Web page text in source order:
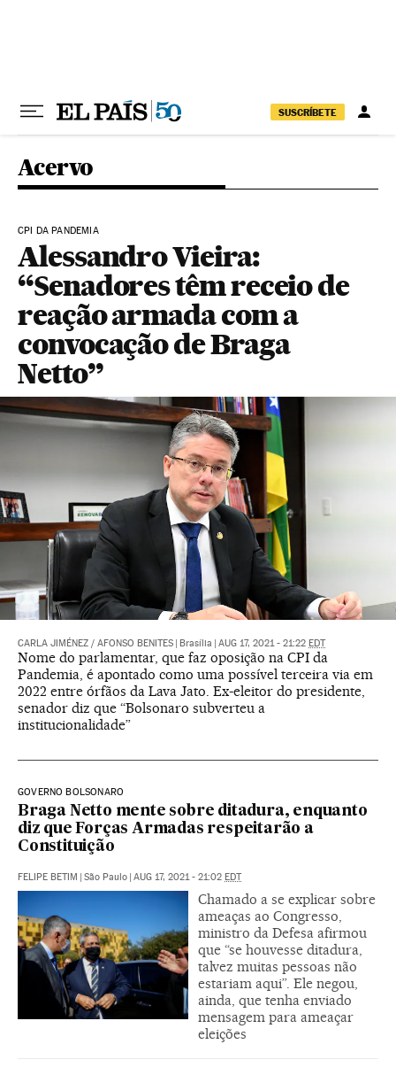
SUSCRÍBETE
Acervo
CPI DA PANDEMIA
Alessandro Vieira:
“Senadores têm receio de
reação armada com a
convocação de Braga
Netto”
CARLA JIMÉNEZ / AFONSO BENITES Brasília AUG 17, 2021 - 21:22 EDT
Nome do parlamentar, que faz oposição na CPI da
Pandemia, é apontado como uma possível terceira via em
2022 entre órfãos da Lava Jato. Ex-eleitor do presidente,
senador diz que “Bolsonaro subverteu a
institucionalidade”
GOVERNO BOLSONARO
Braga Netto mente sobre ditadura, enquanto
diz que Forças Armadas respeitarão a
Constituição
FELIPE BETIM São Paulo AUG 17, 2021 - 21:02 EDT
Chamado a se explicar sobre
ameaças ao Congresso,
ministro da Defesa afirmou
que “se houvesse ditadura,
talvez muitas pessoas não
estariam aqui”. Ele negou,
ainda, que tenha enviado
mensagem para ameaçar
eleições